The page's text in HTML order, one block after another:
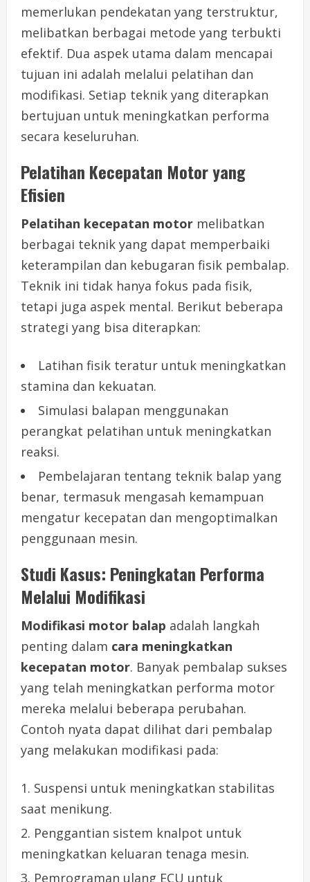
memerlukan pendekatan yang terstruktur,
melibatkan berbagai metode yang terbukti
efektif. Dua aspek utama dalam mencapai
tujuan ini adalah melalui pelatihan dan
modifikasi. Setiap teknik yang diterapkan
bertujuan untuk meningkatkan performa
secara keseluruhan.
Pelatihan Kecepatan Motor yang
Efisien
Pelatihan kecepatan motor melibatkan
berbagai teknik yang dapat memperbaiki
keterampilan dan kebugaran fisik pembalap.
Teknik ini tidak hanya fokus pada fisik,
tetapi juga aspek mental. Berikut beberapa
strategi yang bisa diterapkan:
Latihan fisik teratur untuk meningkatkan
stamina dan kekuatan.
Simulasi balapan menggunakan
perangkat pelatihan untuk meningkatkan
reaksi.
Pembelajaran tentang teknik balap yang
benar, termasuk mengasah kemampuan
mengatur kecepatan dan mengoptimalkan
penggunaan mesin.
Studi Kasus: Peningkatan Performa
Melalui Modifikasi
Modifikasi motor balap adalah langkah
penting dalam cara meningkatkan
kecepatan motor. Banyak pembalap sukses
yang telah meningkatkan performa motor
mereka melalui beberapa perubahan.
Contoh nyata dapat dilihat dari pembalap
yang melakukan modifikasi pada:
Suspensi untuk meningkatkan stabilitas
saat menikung.
Penggantian sistem knalpot untuk
meningkatkan keluaran tenaga mesin.
Pemrograman ulang ECU untuk